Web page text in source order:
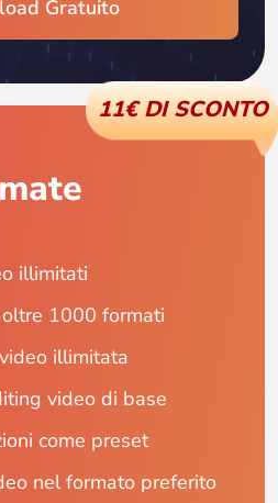
Gratuito
illimitati
1000 formati
illimitata
video di base
come preset
nel formato preferito
11€ DI SCONTO